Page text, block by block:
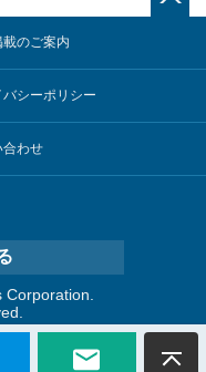
プ自社製造で鍵を握る台
活用するためのナレッジ
活用するためのナレッジ
に向けたAIシステムを本格
載のご案内
バシーポリシー
合わせ
Corporation.